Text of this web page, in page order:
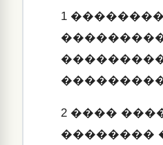
1
2 ����
��������